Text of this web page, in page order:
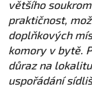
většího
praktičnost,
doplňkových
komory v bytě.
důraz na
uspořádání